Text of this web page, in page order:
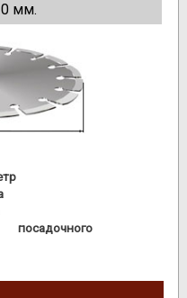
мм.